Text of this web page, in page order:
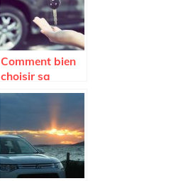
Comment bien
choisir sa
voiture ?